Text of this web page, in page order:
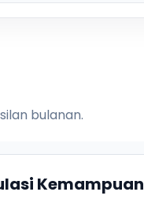
bulanan.
Kemampuan